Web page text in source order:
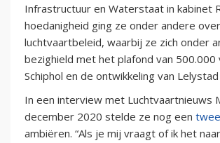
Infrastructuur en Waterstaat in kabinet
hoedanigheid ging ze onder andere
luchtvaartbeleid, waarbij ze zich onder
bezighield met het plafond van 500.000
Schiphol en de ontwikkeling van
In een interview met Luchtvaartnieuws
december 2020 stelde ze nog een
ambiëren. “Als je mij vraagt of ik het